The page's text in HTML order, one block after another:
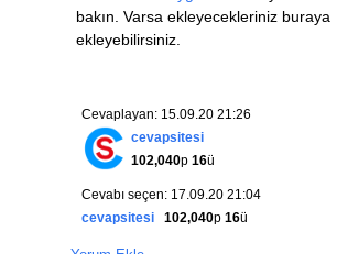
bakın. Varsa ekleyecekleriniz buraya
ekleyebilirsiniz.
Cevaplayan: 15.09.20 21:26
cevapsitesi
102,040p 16ü
Cevabı seçen: 17.09.20 21:04
cevapsitesi
102,040p 16ü